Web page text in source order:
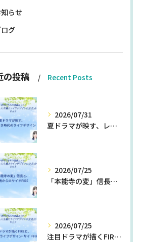
らせ
グ
の投稿 Recent Posts
2026/07/31
夏ドラマが映す、レールなき時代のライフデザイン
2026/07/25
「本能寺の変」信長と、55歳からのサイドFIRE
2026/07/25
注目ドラマが描くFIREと、55歳からのライフデザイン・サイドFIRE